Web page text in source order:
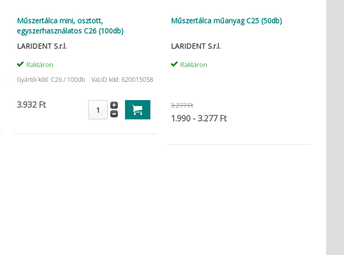
Műszertálca mini, osztott,
egyszerhasználatos C26 (100db)
LARIDENT S.r.l.
Raktáron
Gyártói kód: C26 / 100db VaLiD kód: 620015058
3.932 Ft
Műszertálca műanyag C25 (50db)
LARIDENT S.r.l.
Raktáron
3.277 Ft
1.990 - 3.277 Ft
Optibond Solo Plus utántöltő
Keverőcsőr sárga (50db)